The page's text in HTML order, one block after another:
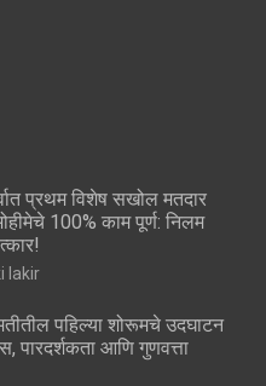
प्रथम विशेष सखोल मतदार
100% काम पूर्ण: निलम
lakir
पहिल्या शोरूमचे उदघाटन
पारदर्शकता आणि गुणवत्ता